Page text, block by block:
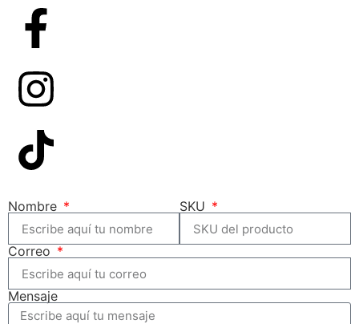
Nombre SKU
Correo
Mensaje